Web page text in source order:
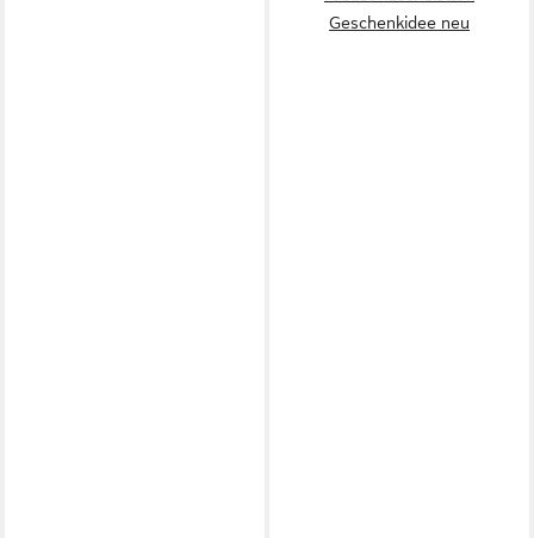
Geschenkidee neu